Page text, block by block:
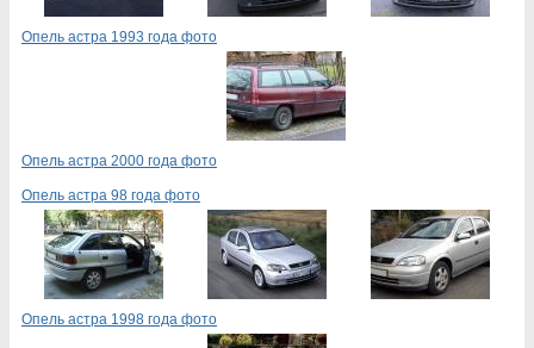
Опель астра 1993 года фото
Опель астра 2000 года фото
Опель астра 98 года фото
Опель астра 1998 года фото